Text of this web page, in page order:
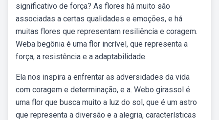
significativo de força? As flores há muito são
associadas a certas qualidades e emoções, e há
muitas flores que representam resiliência e coragem.
Weba begônia é uma flor incrível, que representa a
força, a resistência e a adaptabilidade.
Ela nos inspira a enfrentar as adversidades da vida
com coragem e determinação, e a. Webo girassol é
uma flor que busca muito a luz do sol, que é um astro
que representa a diversão e a alegria, características